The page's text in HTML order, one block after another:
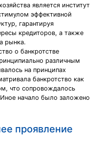
является институт
эффективной
гарантируя
кредиторов, а также
рынка.
о банкротстве
различным
на принципах
банкротство как
что сопровождалось
начало было заложено
проявление